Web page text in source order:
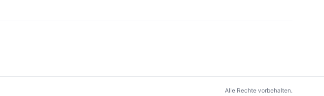
Alle Rechte vorbehalten.